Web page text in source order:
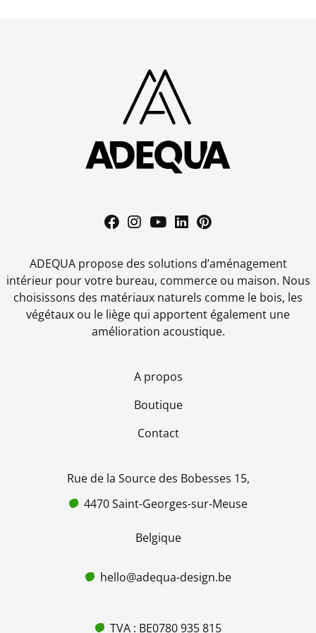
ADEQUA propose des solutions d’aménagement
intérieur pour votre bureau, commerce ou maison. Nous
choisissons des matériaux naturels comme le bois, les
végétaux ou le liège qui apportent également une
amélioration acoustique.
A propos
Boutique
Contact
Rue de la Source des Bobesses 15,
4470 Saint-Georges-sur-Meuse
Belgique
hello@adequa-design.be
TVA : BE0780 935 815